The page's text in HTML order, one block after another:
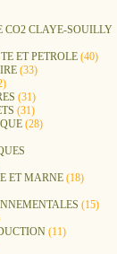
CO2 CLAYE-SOUILLY
ET PETROLE (40)
(33)
(31)
(31)
(28)
ET MARNE (18)
(15)
(11)